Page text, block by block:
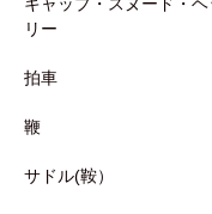
リー
拍車
鞭
サドル(鞍）